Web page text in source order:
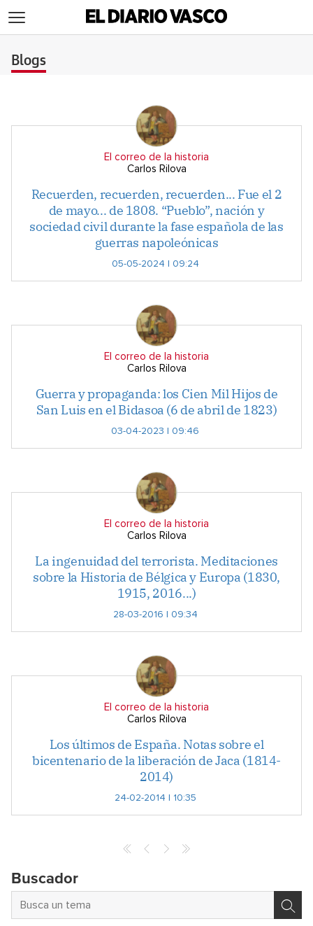
Blogs
El correo de la historia
Carlos Rilova
Recuerden, recuerden, recuerden... Fue el 2
de mayo... de 1808. “Pueblo”, nación y
sociedad civil durante la fase española de las
guerras napoleónicas
05-05-2024 | 09:24
El correo de la historia
Carlos Rilova
Guerra y propaganda: los Cien Mil Hijos de
San Luis en el Bidasoa (6 de abril de 1823)
03-04-2023 | 09:46
El correo de la historia
Carlos Rilova
La ingenuidad del terrorista. Meditaciones
sobre la Historia de Bélgica y Europa (1830,
1915, 2016...)
28-03-2016 | 09:34
El correo de la historia
Carlos Rilova
Los últimos de España. Notas sobre el
bicentenario de la liberación de Jaca (1814-
2014)
24-02-2014 | 10:35
Buscador